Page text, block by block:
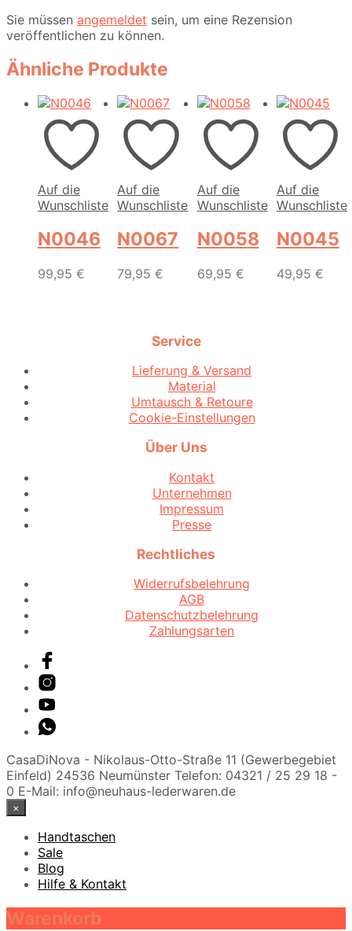
Sie müssen angemeldet sein, um eine Rezension
veröffentlichen zu können.
Ähnliche Produkte
Auf die
Wunschliste
N0046
99,95 €
Auf die
Wunschliste
N0067
79,95€
Auf die
Wunschliste
N0058
69,95 €
Auf die
Wunschliste
N0045
49,95 €
Service
Lieferung & Versand
Material
Umtausch & Retoure
Cookie-Einstellungen
Über Uns
Kontakt
Unternehmen
Impressum
Presse
Rechtliches
Widerrufsbelehrung
AGB
Datenschutzbelehrung
Zahlungsarten
CasaDiNova - Nikolaus-Otto-Straße 11 (Gewerbegebiet
Einfeld) 24536 Neumünster Telefon: 04321 / 25 29 18 -
0 E-Mail: info@neuhaus-lederwaren.de
×
Handtaschen
Sale
Blog
Hilfe & Kontakt
Warenkorb